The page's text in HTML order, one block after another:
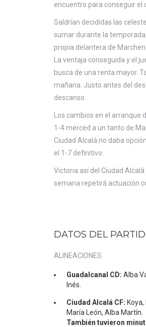
encuentro para conseguir
Saldrían decididas las
sumar durante la
propia delantera de
La ventaja conseguida y el
busca de una renta mayor.
mañana. Justo antes del
descanso.
Los cambios en el
1-4 merced a un tanto de
Ciudad Alcalá no daba
el 1-7 definitivo.
Victoria así del Ciudad
semana repetirá actuación
DATOS DEL
ALINEACIONES
Guadalcanal CD: Alba
Inés.
Ciudad Alcalá CF:
María León, Alba Martín.
También tuvieron